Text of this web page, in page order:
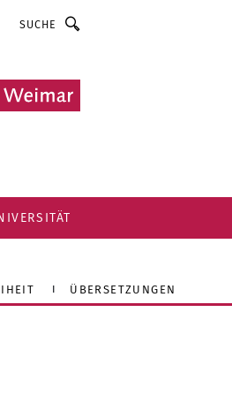
Suche
ÜBERSETZUNGEN